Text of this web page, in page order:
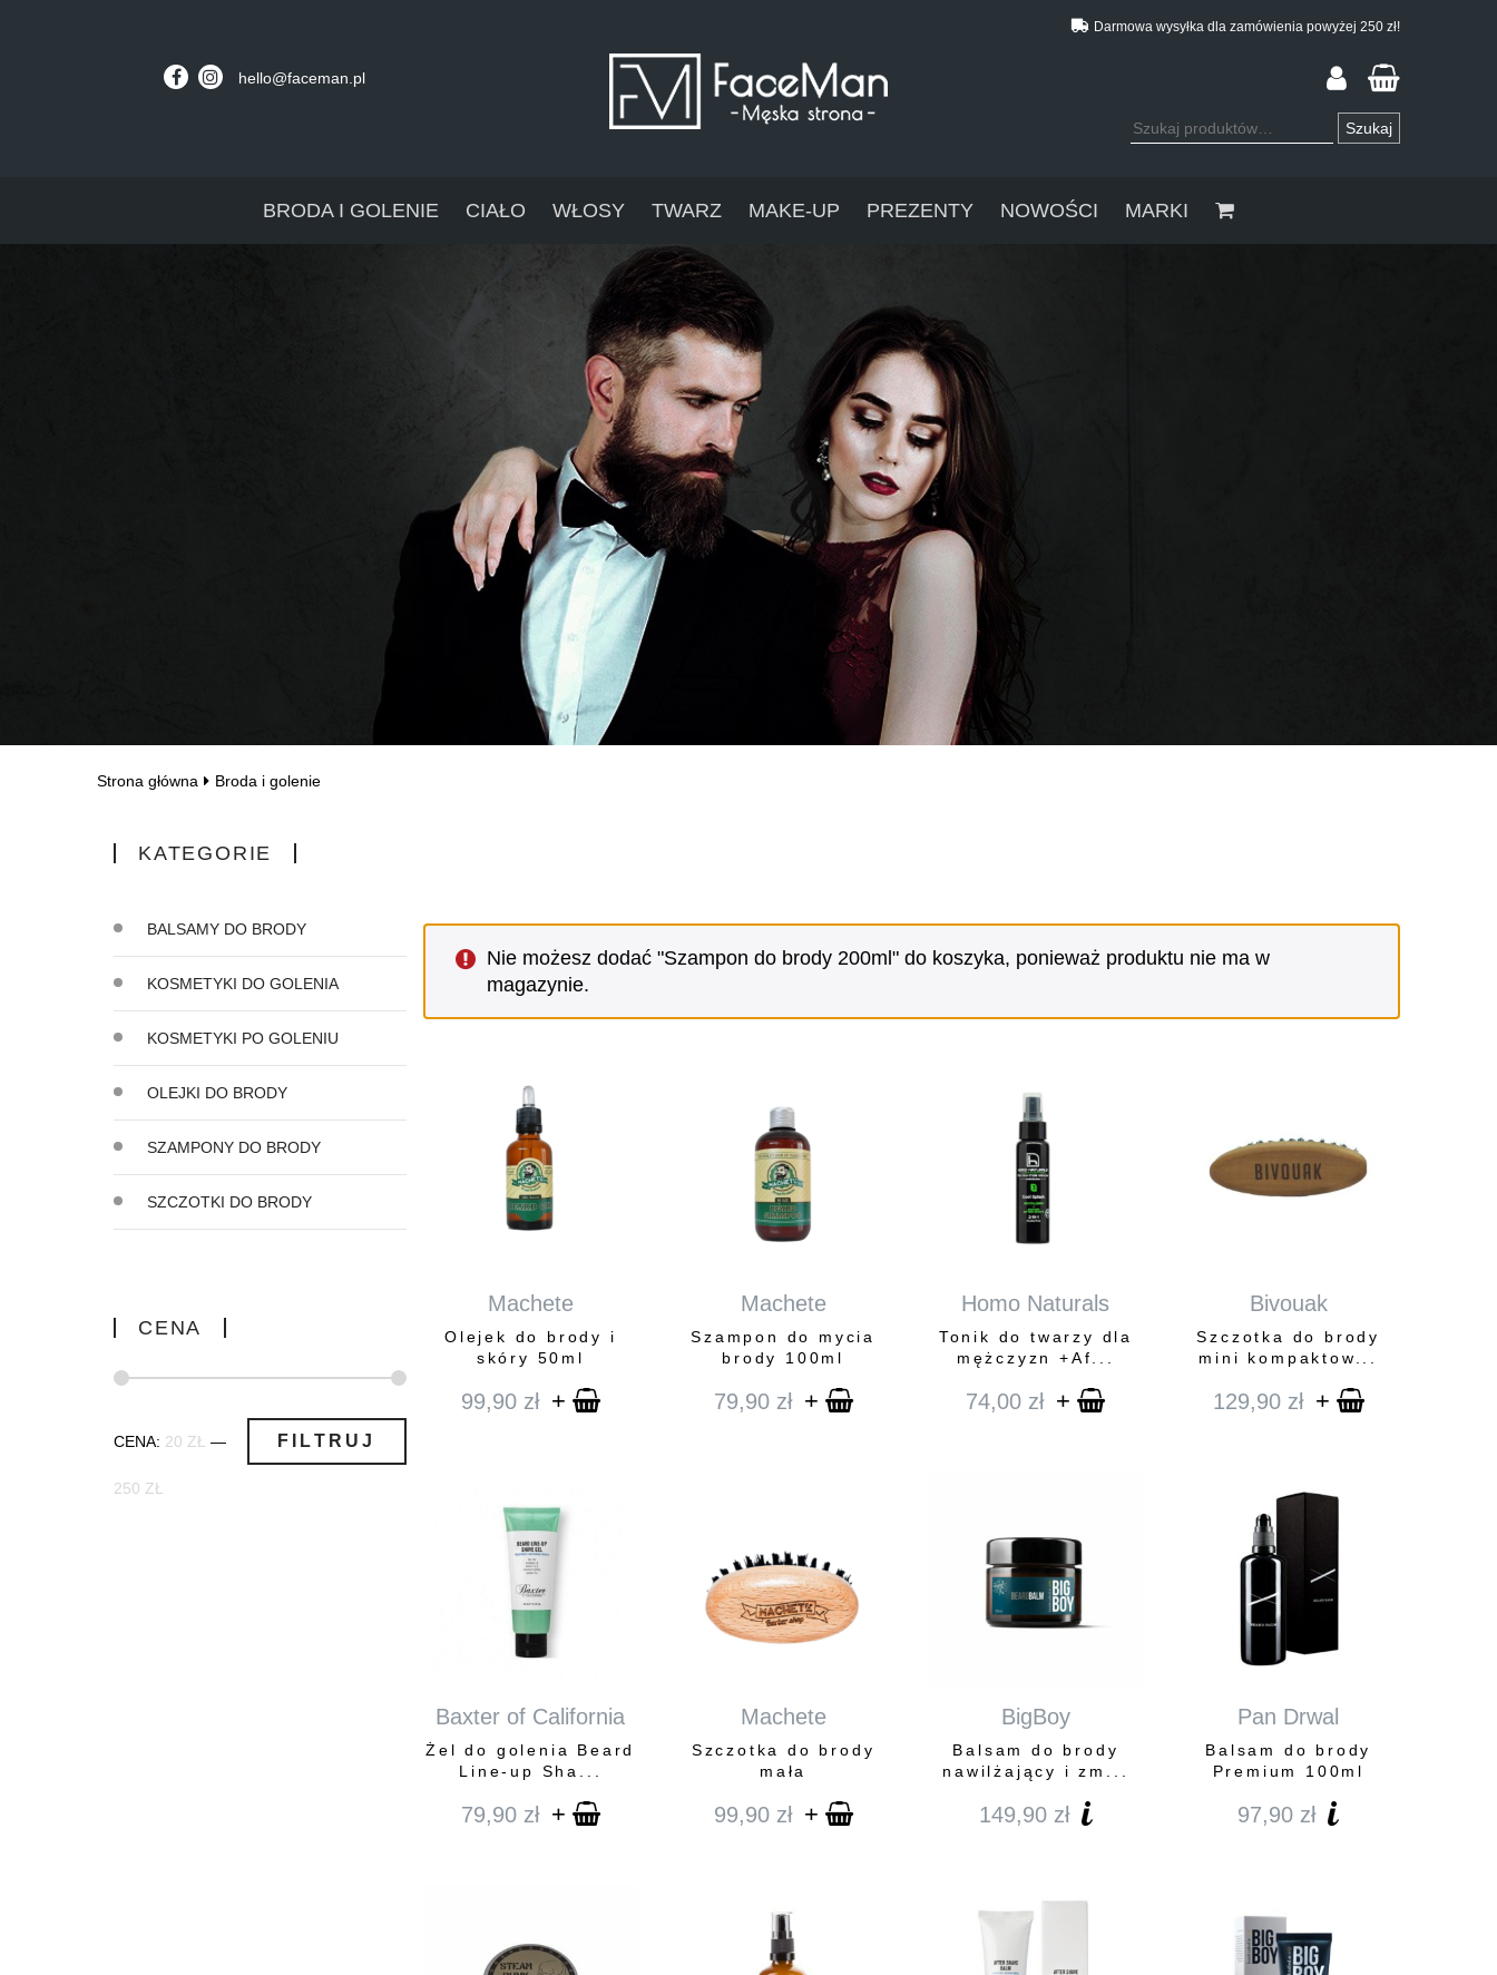
Darmowa wysyłka dla zamówienia powyżej 250 zł!
hello@faceman.pl
Szukaj: Szukaj
BRODA I GOLENIE CIAŁO WŁOSY TWARZ MAKE-UP PREZENTY NOWOŚCI MARKI
Strona główna Broda i golenie
KATEGORIE
BALSAMY DO BRODY
KOSMETYKI DO GOLENIA
KOSMETYKI PO GOLENIU
OLEJKI DO BRODY
SZAMPONY DO BRODY
SZCZOTKI DO BRODY
CENA
Cena
Cena FILTRUJ
CENA: 20 ZŁ —
250 ZŁ
Nie możesz dodać "Szampon do brody 200ml" do koszyka, ponieważ produktu nie ma w
magazynie.
Machete
Olejek do brody i
skóry 50ml
99,90 zł +
Machete
Szampon do mycia
brody 100ml
79,90 zł +
Homo Naturals
Tonik do twarzy dla
mężczyzn +Af...
74,00 zł +
Bivouak
Szczotka do brody
mini kompaktow...
129,90 zł +
Baxter of California
Żel do golenia Beard
Line-up Sha...
79,90 zł +
Machete
Szczotka do brody
mała
99,90 zł +
BigBoy
Balsam do brody
nawilżający i zm...
149,90 zł
Pan Drwal
Balsam do brody
Premium 100ml
97,90 zł